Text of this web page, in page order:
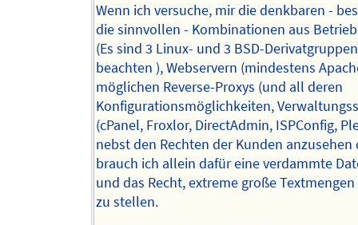
Wenn ich versuche, mir die denkbaren -
die sinnvollen - Kombinationen aus
(Es sind 3 Linux- und 3 BSD-
beachten ), Webservern (mindestens
möglichen Reverse-Proxys (und all deren
Konfigurationsmöglichkeiten,
(cPanel, Froxlor, DirectAdmin, ISPConfig,
nebst den Rechten der Kunden anzusehen
brauch ich allein dafür eine verdammte
und das Recht, extreme große
zu stellen.